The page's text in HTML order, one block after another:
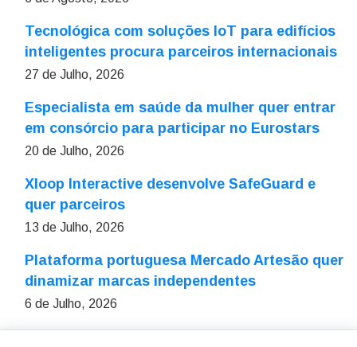
Tecnológica com soluções IoT para edifícios
inteligentes procura parceiros internacionais
27 de Julho, 2026
Especialista em saúde da mulher quer entrar
em consórcio para participar no Eurostars
20 de Julho, 2026
Xloop Interactive desenvolve SafeGuard e
quer parceiros
13 de Julho, 2026
Plataforma portuguesa Mercado Artesão quer
dinamizar marcas independentes
6 de Julho, 2026